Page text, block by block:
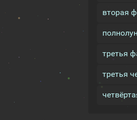
вторая
третья
третья